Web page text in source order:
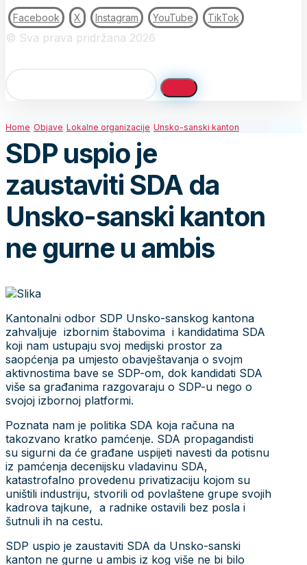
Facebook X Instagram YouTube TikTok
© Sva prava pridržana 2026
Home Objave Lokalne organizacije Unsko-sanski kanton
SDP uspio je
zaustaviti SDA da
Unsko-sanski kanton
ne gurne u ambis
Kantonalni odbor SDP Unsko-sanskog kantona
zahvaljuje izbornim štabovima i kandidatima SDA
koji nam ustupaju svoj medijski prostor za
saopćenja pa umjesto obavještavanja o svojm
aktivnostima bave se SDP-om, dok kandidati SDA
više sa građanima razgovaraju o SDP-u nego o
svojoj izbornoj platformi.
Poznata nam je politika SDA koja računa na
takozvano kratko pamćenje. SDA propagandisti
su sigurni da će građane uspijeti navesti da potisnu
iz pamćenja decenijsku vladavinu SDA,
katastrofalno provedenu privatizaciju kojom su
uništili industriju, stvorili od povlaštene grupe svojih
kadrova tajkune, a radnike ostavili bez posla i
šutnuli ih na cestu.
SDP uspio je zaustaviti SDA da Unsko-sanski
kanton ne gurne u ambis iz kog više ne bi bilo